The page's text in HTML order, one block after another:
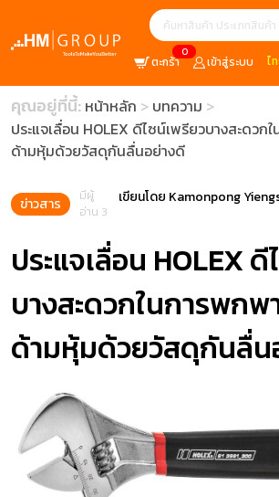
0
ตะกร้า เข้าสู่ระบบ ไ
คุณอยู่ที่นี้: หน้าหลัก
บทความ
ประแจเลื่อน HOLEX ดีไซน์เพรียวบางสะดว
ด้ามหุ้มด้วยวัสดุกันลื่นอย่างดี
ข่าวสาร
มีผู้
อ่าน 3
เขียนโดย Kamonpong
ประแจเลื่อน HOLEX
บางสะดวกในการพก
ด้ามหุ้มด้วยวัสดุกันลื่น